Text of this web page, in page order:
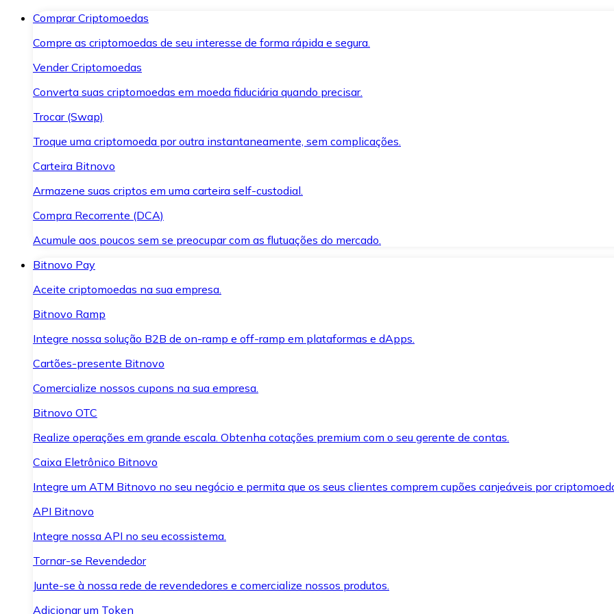
Comprar Criptomoedas
Compre as criptomoedas de seu interesse de forma rápida e segura.
Vender Criptomoedas
Converta suas criptomoedas em moeda fiduciária quando precisar.
Trocar (Swap)
Troque uma criptomoeda por outra instantaneamente, sem complicações.
Carteira Bitnovo
Armazene suas criptos em uma carteira self-custodial.
Compra Recorrente (DCA)
Acumule aos poucos sem se preocupar com as flutuações do mercado.
Bitnovo Pay
Aceite criptomoedas na sua empresa.
Bitnovo Ramp
Integre nossa solução B2B de on-ramp e off-ramp em plataformas e dApps.
Cartões-presente Bitnovo
Comercialize nossos cupons na sua empresa.
Bitnovo OTC
Realize operações em grande escala. Obtenha cotações premium com o seu gerente de contas.
Caixa Eletrônico Bitnovo
Integre um ATM Bitnovo no seu negócio e permita que os seus clientes comprem cupões canjeáveis por
API Bitnovo
Integre nossa API no seu ecossistema.
Tornar-se Revendedor
Junte-se à nossa rede de revendedores e comercialize nossos produtos.
Adicionar um Token